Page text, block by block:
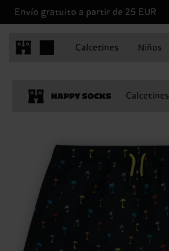
Envío gratuito a partir de 25 EUR
Calcetines Niños
Calcetines